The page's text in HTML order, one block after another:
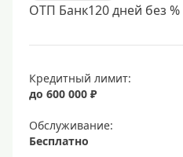
ОТП Банк120 дней без %
Кредитный лимит:
до 600 000 ₽
Обслуживание:
Бесплатно